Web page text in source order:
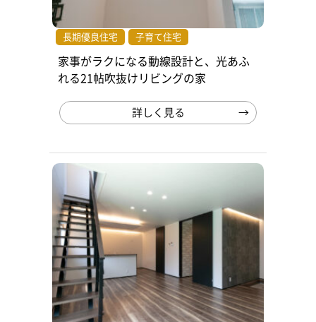
長期優良住宅 子育て住宅
家事がラクになる動線設計と、光あふ
れる21帖吹抜けリビングの家
詳しく見る